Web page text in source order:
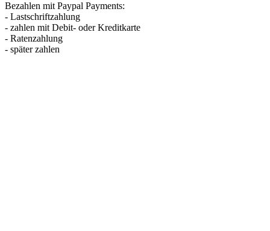
Bezahlen mit Paypal Payments:
- Lastschriftzahlung
- zahlen mit Debit- oder Kreditkarte
- Ratenzahlung
- später zahlen